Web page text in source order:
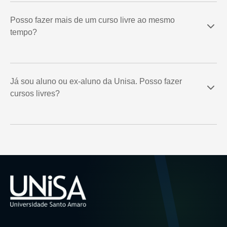
Posso fazer mais de um curso livre ao mesmo
tempo?
Já sou aluno ou ex-aluno da Unisa. Posso fazer
cursos livres?